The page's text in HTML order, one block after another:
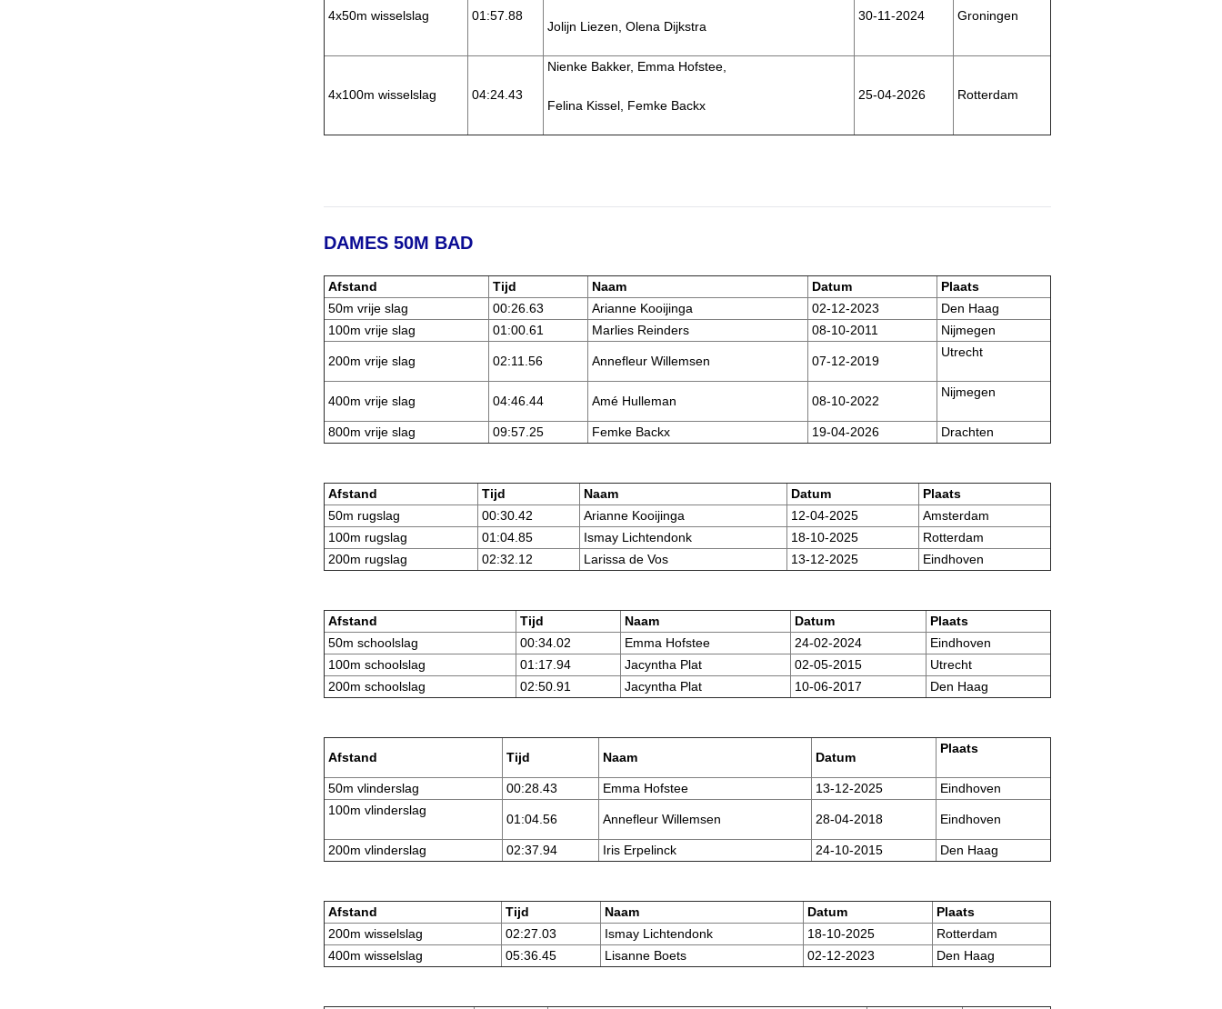
4x50m wisselslag 01:57.88
Jolijn Liezen, Olena Dijkstra
30-11-2024 Groningen
4x100m wisselslag 04:24.43
Nienke Bakker, Emma Hofstee,
Felina Kissel, Femke Backx
25-04-2026 Rotterdam
DAMES 50M BAD
Afstand Tijd Naam Datum
Plaats
50m vrije slag
00:26.63 Arianne Kooijinga 02-12-2023
Den Haag
100m vrije slag
01:00.61 Marlies Reinders 08-10-2011 Nijmegen
200m vrije slag 02:11.56 Annefleur Willemsen 07-12-2019
Utrecht
400m vrije slag 04:46.44 Amé Hulleman 08-10-2022
Nijmegen
800m vrije slag 09:57.25 Femke Backx 19-04-2026 Drachten
Afstand Tijd Naam Datum
Plaats
50m rugslag
00:30.42 Arianne Kooijinga 12-04-2025
Amsterdam
100m rugslag
01:04.85 Ismay Lichtendonk 18-10-2025
Rotterdam
200m rugslag
02:32.12 Larissa de Vos 13-12-2025 Eindhoven
Afstand Tijd Naam Datum
Plaats
50m schoolslag
00:34.02 Emma Hofstee 24-02-2024
Eindhoven
100m schoolslag
01:17.94 Jacyntha Plat 02-05-2015
Utrecht
200m schoolslag
02:50.91 Jacyntha Plat 10-06-2017 Den Haag
Afstand Tijd Naam Datum
Plaats
50m vlinderslag 00:28.43 Emma Hofstee 13-12-2025
Eindhoven
100m vlinderslag
01:04.56 Annefleur Willemsen 28-04-2018 Eindhoven
200m vlinderslag 02:37.94 Iris Erpelinck 24-10-2015 Den Haag
Afstand Tijd Naam Datum
Plaats
200m wisselslag
02:27.03 Ismay Lichtendonk 18-10-2025
Rotterdam
400m wisselslag
05:36.45 Lisanne Boets 02-12-2023 Den Haag